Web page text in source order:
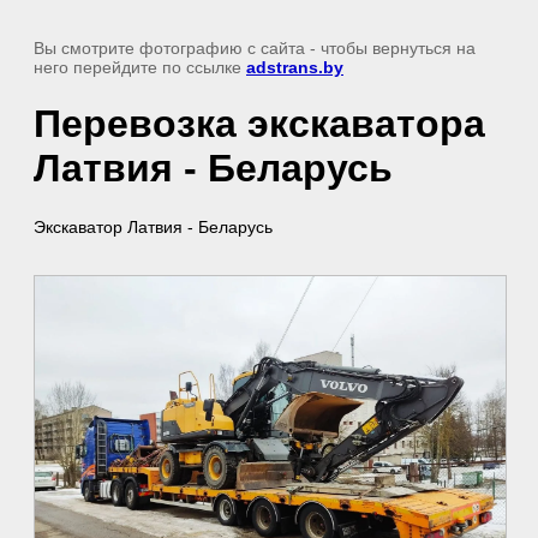
Вы смотрите фотографию с сайта - чтобы вернуться на
него перейдите по ссылке adstrans.by
Перевозка экскаватора
Латвия - Беларусь
Экскаватор Латвия - Беларусь